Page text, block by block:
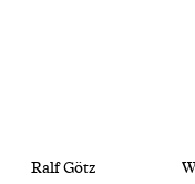
Ralf Götz